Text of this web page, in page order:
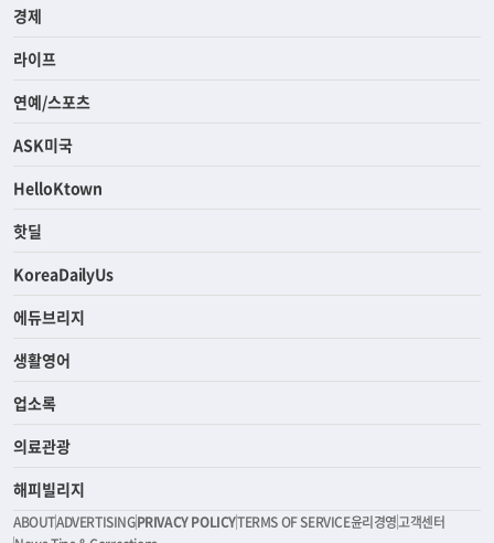
경제
라이프
연예/스포츠
ASK미국
HelloKtown
핫딜
KoreaDailyUs
에듀브리지
생활영어
업소록
의료관광
해피빌리지
ABOUTADVERTISINGPRIVACY POLICYTERMS OF SERVICE윤리경영고객센터